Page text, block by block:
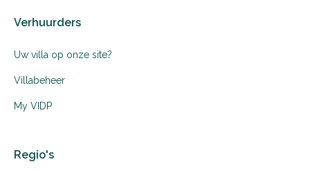
Verhuurders
Uw villa op onze site?
Villabeheer
My VIDP
Regio's